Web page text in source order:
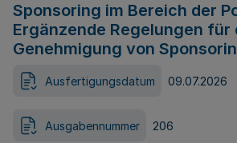
Sponsoring im Bereich der
Ergänzende Regelungen für
Genehmigung von
Ausfertigungsdatum 09.07.2026
Ausgabennummer 206